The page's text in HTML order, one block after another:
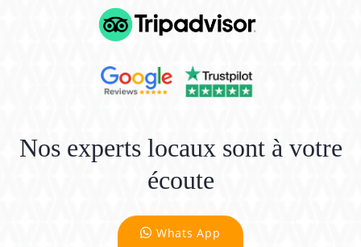
Nos experts locaux sont à votre
écoute
Whats App